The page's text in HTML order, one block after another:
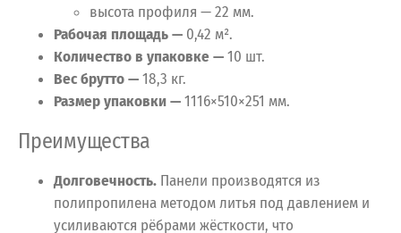
высота профиля — 22 мм.
Рабочая площадь — 0,42 м².
Количество в упаковке —10 шт.
Вес брутто —18,3 кг.
Размер упаковки —1116×510×251 мм.
Преимущества
Долговечность. Панели производятся из
полипропилена методом литья под давлением и
усиливаются рёбрами жёсткости, что